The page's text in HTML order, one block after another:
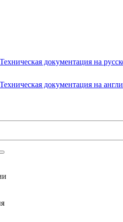
документация на
документация на